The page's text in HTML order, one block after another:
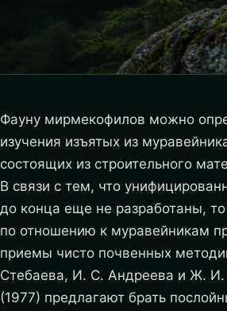
Фауну мирмекофилов можно
изучения изъятых из
состоящих из строительного
В связи с тем, что
до конца еще не разработаны,
по отношению к муравейникам
приемы чисто почвенных
Стебаева, И. С. Андреева и Ж. И.
(1977) предлагают брать